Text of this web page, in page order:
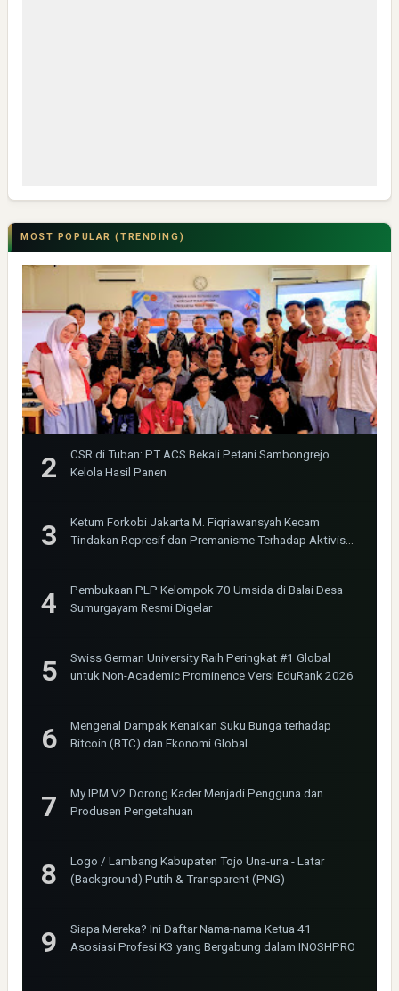
MOST POPULAR (TRENDING)
CSR di Tuban: PT ACS Bekali Petani Sambongrejo
Kelola Hasil Panen
Ketum Forkobi Jakarta M. Fiqriawansyah Kecam
Tindakan Represif dan Premanisme Terhadap Aktivis
Pembukaan PLP Kelompok 70 Umsida di Balai Desa
Sumurgayam Resmi Digelar
Swiss German University Raih Peringkat #1 Global
untuk Non-Academic Prominence Versi EduRank 2026
Mengenal Dampak Kenaikan Suku Bunga terhadap
Bitcoin (BTC) dan Ekonomi Global
My IPM V2 Dorong Kader Menjadi Pengguna dan
Produsen Pengetahuan
Logo / Lambang Kabupaten Tojo Una-una - Latar
(Background) Putih & Transparent (PNG)
Siapa Mereka? Ini Daftar Nama-nama Ketua 41
Asosiasi Profesi K3 yang Bergabung dalam INOSHPRO